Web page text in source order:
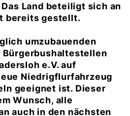
Land beteiligt sich an
bereits gestellt.
umzubauenden
Bürgerbushaltestellen
e.V. auf
Niedrigflurfahrzeug
geeignet ist. Dieser
Wunsch, alle
auch in den nächsten